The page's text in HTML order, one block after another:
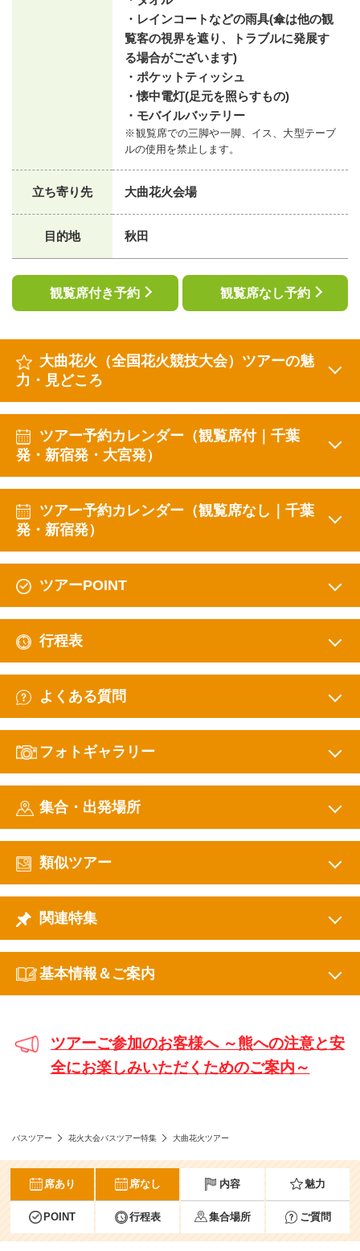
・レインコートなどの雨具(傘は他の観
覧客の視界を遮り、トラブルに発展す
る場合がございます)
・ポケットティッシュ
・懐中電灯(足元を照らすもの)
・モバイルバッテリー
※観覧席での三脚や一脚、イス、大型テーブ
ルの使用を禁止します。
立ち寄り先 大曲花火会場
目的地 秋田
観覧席付き予約 観覧席なし予約
大曲花火（全国花火競技大会）ツアーの魅
力・見どころ
ツアー予約カレンダー（観覧席付｜千葉
発・新宿発・大宮発）
ツアー予約カレンダー（観覧席なし｜千葉
発・新宿発）
ツアーPOINT
行程表
よくある質問
フォトギャラリー
集合・出発場所
類似ツアー
関連特集
基本情報＆ご案内
ツアーご参加のお客様へ ～熊への注意と安
全にお楽しみいただくためのご案内～
バスツアー 花火大会バスツアー特集 大曲花火ツアー
席あり 席なし 内容 魅力
POINT 行程表 集合場所 ご質問